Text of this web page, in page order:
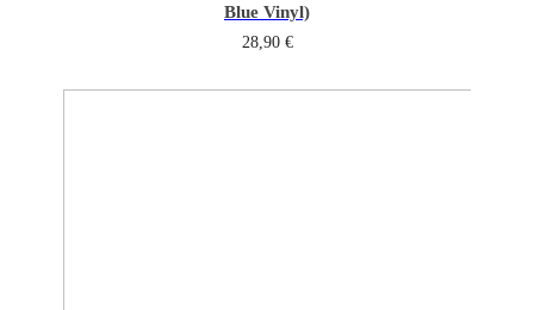
Blue Vinyl)
28,90 €